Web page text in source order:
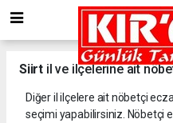
Siirt il ve ilçelerine ait
Diğer il ilçelere ait nöbetçi
seçimi yapabilirsiniz. Nöbetçi